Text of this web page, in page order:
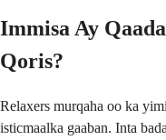
Immisa Ay
Qoris?
Relaxers murqaha oo ka
isticmaalka gaaban. Inta